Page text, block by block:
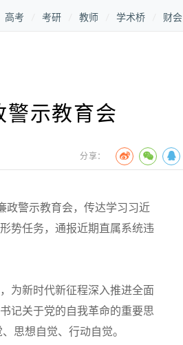
高考 考研 教师 学术桥 财会
警示教育会
分享：
警示教育会，传达学习习近
势任务，通报近期直属系统违
为新时代新征程深入推进全面
记关于党的自我革命的重要思
思想自觉、行动自觉。